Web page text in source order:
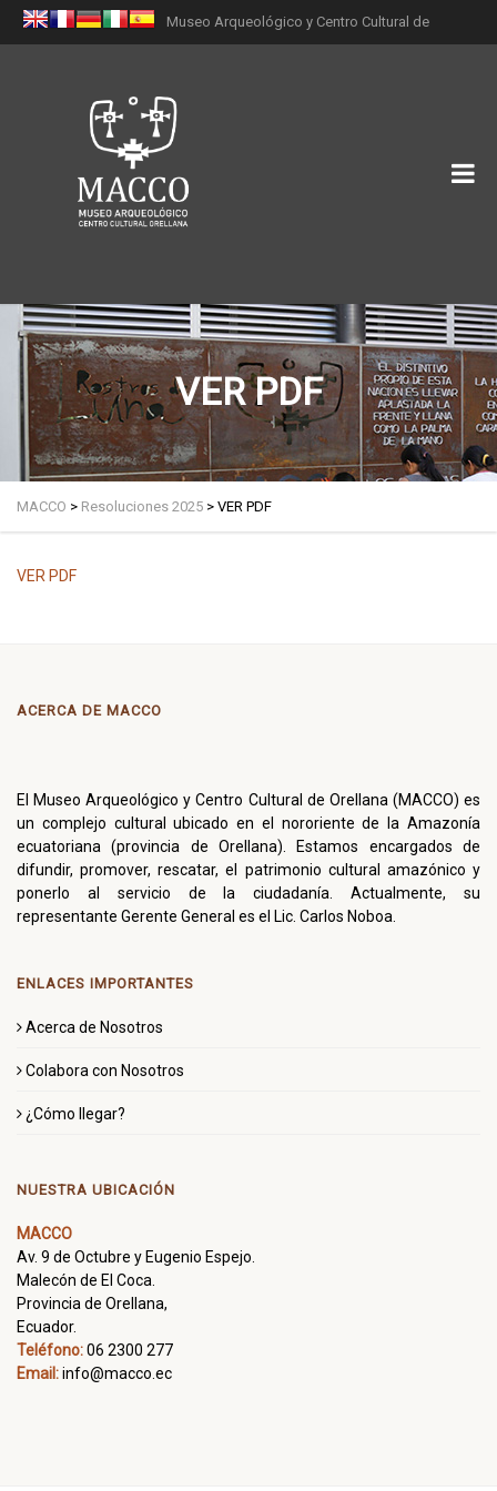
Museo Arqueológico y Centro Cultural de
VER PDF
MACCO > Resoluciones 2025 > VER PDF
VER PDF
ACERCA DE MACCO
El Museo Arqueológico y Centro Cultural de Orellana (MACCO) es
un complejo cultural ubicado en el nororiente de la Amazonía
ecuatoriana (provincia de Orellana). Estamos encargados de
difundir, promover, rescatar, el patrimonio cultural amazónico y
ponerlo al servicio de la ciudadanía. Actualmente, su
representante Gerente General es el Lic. Carlos Noboa.
ENLACES IMPORTANTES
Acerca de Nosotros
Colabora con Nosotros
¿Cómo llegar?
NUESTRA UBICACIÓN
MACCO
Av. 9 de Octubre y Eugenio Espejo.
Malecón de El Coca.
Provincia de Orellana,
Ecuador.
Teléfono:06 2300 277
Email:info@macco.ec